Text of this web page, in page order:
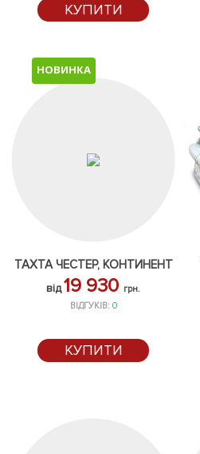
КУПИТИ
НОВИНКА
ТАХТА ЧЕСТЕР, КОНТИНЕНТ
від19 930 грн.
ВІДГУКІВ: 0
КУПИТИ